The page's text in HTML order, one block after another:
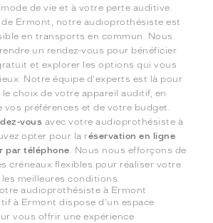
de vie et à votre perte auditive.
Ermont, notre audioprothésiste est
en transports en commun. Nous
un rendez-vous pour bénéficier
et explorer les options qui vous
Notre équipe d'experts est là pour
choix de votre appareil auditif, en
vos préférences et de votre budget.
vous avec votre audioprothésiste à
opter pour la réservation en ligne
par téléphone. Nous nous efforçons de
créneaux flexibles pour réaliser votre
meilleures conditions.
audioprothésiste à Ermont
à Ermont dispose d'un espace
vous offrir une expérience